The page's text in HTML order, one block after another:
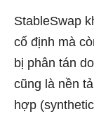
StableSwap
cố định mà
bị phân tán
cũng là nền
hợp